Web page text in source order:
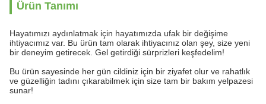
Ürün Tanımı
Hayatımızı aydınlatmak için hayatımızda ufak bir değişime
ihtiyacımız var. Bu ürün tam olarak ihtiyacınız olan şey, size yeni
bir deneyim getirecek. Gel getirdiği sürprizleri keşfedelim!
Bu ürün sayesinde her gün cildiniz için bir ziyafet olur ve rahatlık
ve güzelliğin tadını çıkarabilmek için size tam bir bakım yelpazesi
sunar!